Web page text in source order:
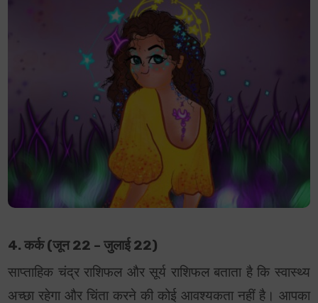
4. कर्क (जून 22 – जुलाई 22)
साप्ताहिक चंद्र राशिफल और सूर्य राशिफल बताता है कि स्वास्थ्य
अच्छा रहेगा और चिंता करने की कोई आवश्यकता नहीं है। आपका